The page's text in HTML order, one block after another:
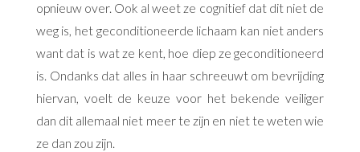
opnieuw over. Ook al weet ze cognitief dat dit niet de
weg is, het geconditioneerde lichaam kan niet anders
want dat is wat ze kent, hoe diep ze geconditioneerd
is. Ondanks dat alles in haar schreeuwt om bevrijding
hiervan, voelt de keuze voor het bekende veiliger
dan dit allemaal niet meer te zijn en niet te weten wie
ze dan zou zijn.